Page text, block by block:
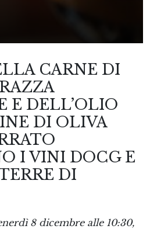
CARNE DI
E DELL’OLIO
DI OLIVA
I VINI DOCG E
DI
8 dicembre alle 10:30,